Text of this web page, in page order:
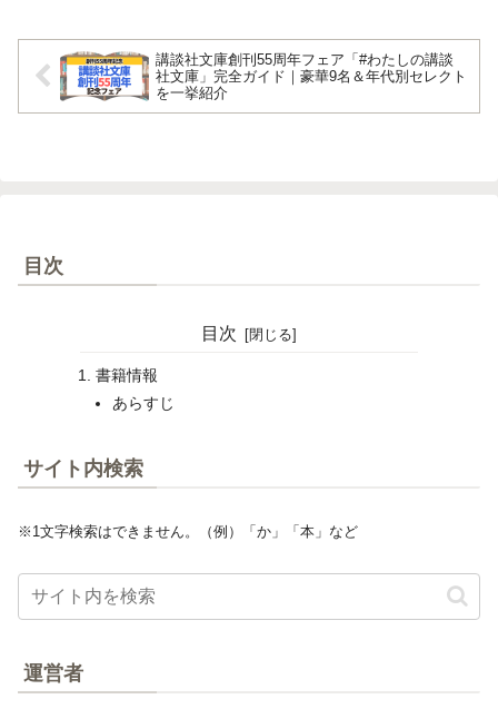
講談社文庫創刊55周年フェア「#わたしの講談
社文庫」完全ガイド｜豪華9名＆年代別セレクト
を一挙紹介
目次
目次
書籍情報
あらすじ
サイト内検索
※1文字検索はできません。（例）「か」「本」など
運営者